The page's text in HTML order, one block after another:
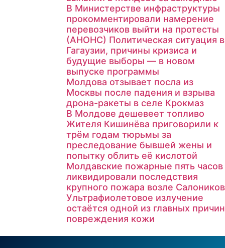
В Министерстве инфраструктуры
прокомментировали намерение
перевозчиков выйти на протесты
(АНОНС) Политическая ситуация в
Гагаузии, причины кризиса и
будущие выборы — в новом
выпуске программы
Молдова отзывает посла из
Москвы после падения и взрыва
дрона-ракеты в селе Крокмаз
В Молдове дешевеет топливо
Жителя Кишинёва приговорили к
трём годам тюрьмы за
преследование бывшей жены и
попытку облить её кислотой
Молдавские пожарные пять часов
ликвидировали последствия
крупного пожара возле Салоников
Ультрафиолетовое излучение
остаётся одной из главных причин
повреждения кожи